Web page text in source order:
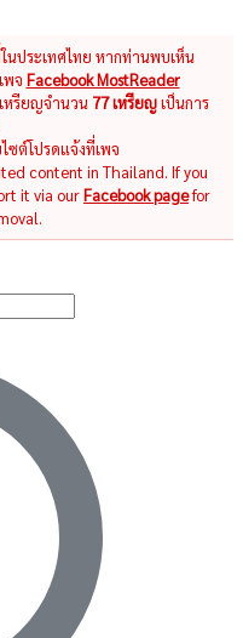
นประเทศไทย หากท่านพบเห็น
พจ Facebook MostReader
หรียญจำนวน 77 เหรียญเป็นการ
ซต์โปรดแจ้งที่เพจ
content in Thailand. If you
it via ourFacebook pagefor